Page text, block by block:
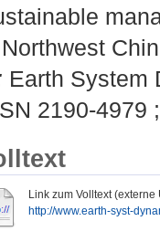
Earth System
2190-4979
Link zum Volltext (externe
http://www.earth-syst-